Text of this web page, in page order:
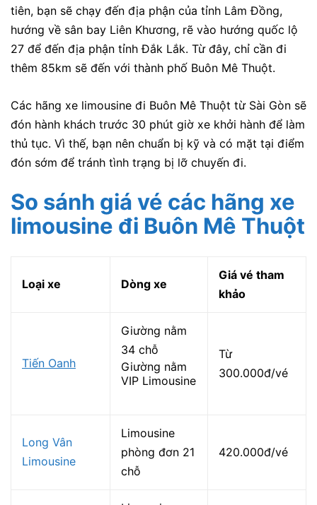
tiên, bạn sẽ chạy đến địa phận của tỉnh Lâm Đồng,
hướng về sân bay Liên Khương, rẽ vào hướng quốc lộ
27 để đến địa phận tỉnh Đắk Lắk. Từ đây, chỉ cần đi
thêm 85km sẽ đến với thành phố Buôn Mê Thuột.
Các hãng xe limousine đi Buôn Mê Thuột từ Sài Gòn sẽ
đón hành khách trước 30 phút giờ xe khởi hành để làm
thủ tục. Vì thế, bạn nên chuẩn bị kỹ và có mặt tại điểm
đón sớm để tránh tình trạng bị lỡ chuyến đi.
So sánh giá vé các hãng xe
limousine đi Buôn Mê Thuột
Loại xe Dòng xe
Giá vé tham
khảo
Tiến Oanh
Giường nằm
34 chỗ
Giường nằm
VIP Limousine
Từ
300.000đ/vé
Long Vân
Limousine
Limousine
phòng đơn 21
chỗ
420.000đ/vé